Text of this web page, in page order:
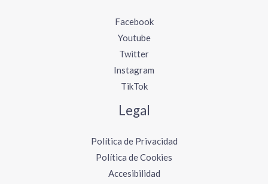
Facebook
Youtube
Twitter
Instagram
TikTok
Legal
Política de Privacidad
Política de Cookies
Accesibilidad